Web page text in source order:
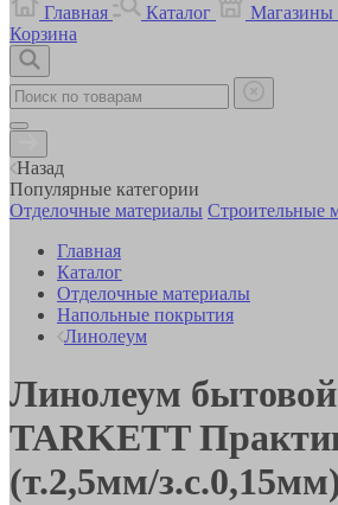
Главная
Каталог Магазины
Корзина
Назад
Популярные категории
Отделочные материалы Строительные
Главная
Каталог
Отделочные материалы
Напольные покрытия
Линолеум
Линолеум бытовой
TARKETT
(т.2,5мм/